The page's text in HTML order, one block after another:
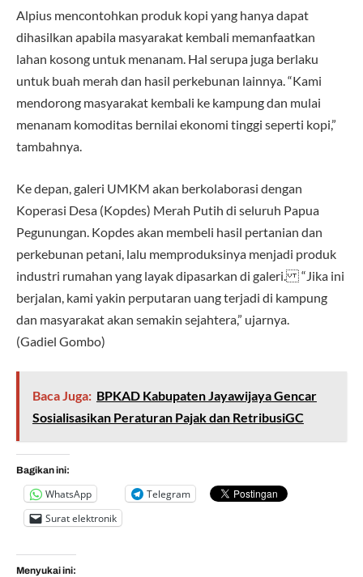
Alpius mencontohkan produk kopi yang hanya dapat
dihasilkan apabila masyarakat kembali memanfaatkan
lahan kosong untuk menanam. Hal serupa juga berlaku
untuk buah merah dan hasil perkebunan lainnya. “Kami
mendorong masyarakat kembali ke kampung dan mulai
menanam komoditas bernilai ekonomi tinggi seperti kopi,”
tambahnya.
Ke depan, galeri UMKM akan berkolaborasi dengan
Koperasi Desa (Kopdes) Merah Putih di seluruh Papua
Pegunungan. Kopdes akan membeli hasil pertanian dan
perkebunan petani, lalu memproduksinya menjadi produk
industri rumahan yang layak dipasarkan di galeri. “Jika ini
berjalan, kami yakin perputaran uang terjadi di kampung
dan masyarakat akan semakin sejahtera,” ujarnya.
(Gadiel Gombo)
Baca Juga: BPKAD Kabupaten Jayawijaya Gencar
Sosialisasikan Peraturan Pajak dan RetribusiGC
Bagikan ini:
WhatsApp
Telegram
Surat elektronik
Menyukai ini: